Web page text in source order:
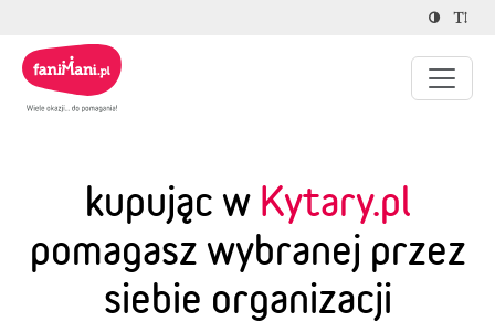
kupując w Kytary.pl
pomagasz wybranej przez
siebie organizacji